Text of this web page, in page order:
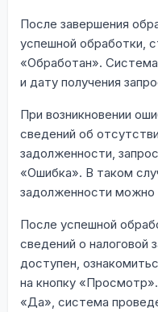
После завершения
успешной обработки,
«Обработан».
и дату получения
При возникновении
сведений об
задолженности,
«Ошибка». В таком
задолженности можно
После успешной
сведений о налоговой
доступен,
на кнопку
«Да», система